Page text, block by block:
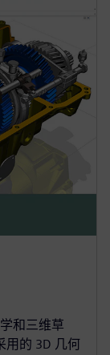
和三维草
用的 3D 几何